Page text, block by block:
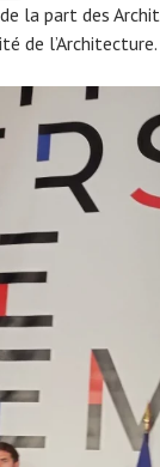
la part des
de l’Architecture.